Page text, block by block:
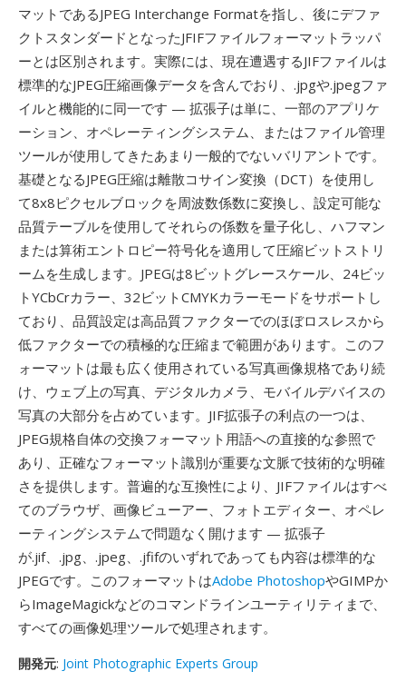
マットであるJPEG Interchange Formatを指し、後にデファ
クトスタンダードとなったJFIFファイルフォーマットラッパ
ーとは区別されます。実際には、現在遭遇するJIFファイルは
標準的なJPEG圧縮画像データを含んでおり、.jpgや.jpegファ
イルと機能的に同一です — 拡張子は単に、一部のアプリケ
ーション、オペレーティングシステム、またはファイル管理
ツールが使用してきたあまり一般的でないバリアントです。
基礎となるJPEG圧縮は離散コサイン変換（DCT）を使用し
て8x8ピクセルブロックを周波数係数に変換し、設定可能な
品質テーブルを使用してそれらの係数を量子化し、ハフマン
または算術エントロピー符号化を適用して圧縮ビットストリ
ームを生成します。JPEGは8ビットグレースケール、24ビッ
トYCbCrカラー、32ビットCMYKカラーモードをサポートし
ており、品質設定は高品質ファクターでのほぼロスレスから
低ファクターでの積極的な圧縮まで範囲があります。このフ
ォーマットは最も広く使用されている写真画像規格であり続
け、ウェブ上の写真、デジタルカメラ、モバイルデバイスの
写真の大部分を占めています。JIF拡張子の利点の一つは、
JPEG規格自体の交換フォーマット用語への直接的な参照で
あり、正確なフォーマット識別が重要な文脈で技術的な明確
さを提供します。普遍的な互換性により、JIFファイルはすべ
てのブラウザ、画像ビューアー、フォトエディター、オペレ
ーティングシステムで問題なく開けます — 拡張子
が.jif、.jpg、.jpeg、.jfifのいずれであっても内容は標準的な
JPEGです。このフォーマットはAdobe PhotoshopやGIMPか
らImageMagickなどのコマンドラインユーティリティまで、
すべての画像処理ツールで処理されます。
開発元: Joint Photographic Experts Group